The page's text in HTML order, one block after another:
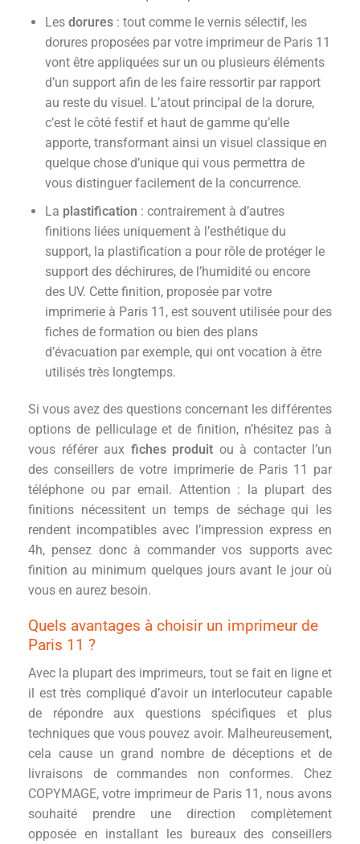
Les dorures: tout comme le vernis sélectif, les
dorures proposées par votre imprimeur de Paris 11
vont être appliquées sur un ou plusieurs éléments
d’un support afin de les faire ressortir par rapport
au reste du visuel. L’atout principal de la dorure,
c’est le côté festif et haut de gamme qu’elle
apporte, transformant ainsi un visuel classique en
quelque chose d’unique qui vous permettra de
vous distinguer facilement de la concurrence.
La plastification : contrairement à d’autres
finitions liées uniquement à l’esthétique du
support, la plastification a pour rôle de protéger le
support des déchirures, de l’humidité ou encore
des UV. Cette finition, proposée par votre
imprimerie à Paris 11, est souvent utilisée pour des
fiches de formation ou bien des plans
d’évacuation par exemple, qui ont vocation à être
utilisés très longtemps.
Si vous avez des questions concernant les différentes
options de pelliculage et de finition, n’hésitez pas à
vous référer aux fiches produit ou à contacter l’un
des conseillers de votre imprimerie de Paris 11 par
téléphone ou par email. Attention : la plupart des
finitions nécessitent un temps de séchage qui les
rendent incompatibles avec l’impression express en
4h, pensez donc à commander vos supports avec
finition au minimum quelques jours avant le jour où
vous en aurez besoin.
Quels avantages à choisir un imprimeur de
Paris 11 ?
Avec la plupart des imprimeurs, tout se fait en ligne et
il est très compliqué d’avoir un interlocuteur capable
de répondre aux questions spécifiques et plus
techniques que vous pouvez avoir. Malheureusement,
cela cause un grand nombre de déceptions et de
livraisons de commandes non conformes. Chez
COPYMAGE, votre imprimeur de Paris 11, nous avons
souhaité prendre une direction complètement
opposée en installant les bureaux des conseillers